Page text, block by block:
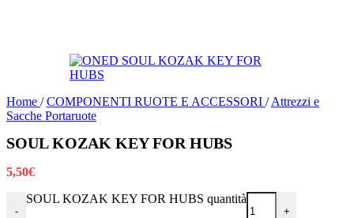
Home / COMPONENTI RUOTE E ACCESSORI / Attrezzi e
Sacche Portaruote
SOUL KOZAK KEY FOR HUBS
5,50€
-
SOUL KOZAK KEY FOR HUBS quantità
+